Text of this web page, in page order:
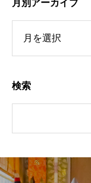
月別アーカイブ
検索